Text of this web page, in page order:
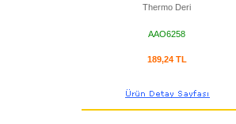
Thermo Deri
AAO6258
189,24 TL